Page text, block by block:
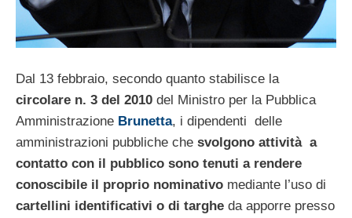
Dal 13 febbraio, secondo quanto stabilisce la
circolare n. 3 del 2010 del Ministro per la Pubblica
Amministrazione Brunetta, i dipendenti delle
amministrazioni pubbliche che svolgono attività a
contatto con il pubblico sono tenuti a rendere
conoscibile il proprio nominativo mediante l’uso di
cartellini identificativi o di targhe da apporre presso